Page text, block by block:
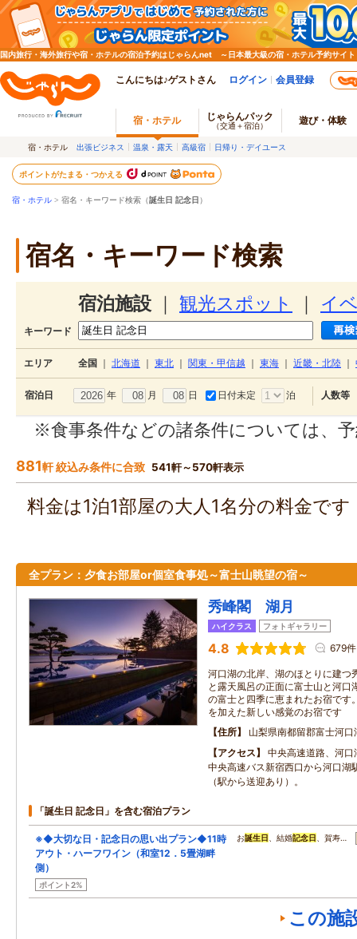
国内旅行・海外旅行や宿・ホテルの宿泊予約はじゃらんnet ～日本最大級の宿・ホテル予約サイト
こんにちは♪ゲストさん ログイン 会員登録
宿・ホテル じゃらんパック
（交通＋宿泊） 遊び・体験
宿・ホテル 出張ビジネス 温泉・露天 高級宿 日帰り・デイユース
ポイントがたまる・つかえる
宿・ホテル > 宿名・キーワード検索（誕生日 記念日 ）
宿名・キーワード検索
宿泊施設 観光スポット イ
キーワード
エリア 全国 北海道 東北 関東・甲信越 東海 近畿・北陸
宿泊日 年 月 日 日付未定 泊 人数等
※食事条件などの諸条件については、
881軒 絞込み条件に合致 541軒～570軒表示
料金は1泊1部屋の大人1名分の料金で
全プラン：夕食お部屋or個室食事処～富士山眺望の宿～
秀峰閣 湖月
ハイクラス フォトギャラリー
4.8 679件
河口湖の北岸、湖のほとりに建つ
と露天風呂の正面に富士山と河口
の富士と四季に恵まれたお宿です
を加えた新しい感覚のお宿です
住所
山梨県南都留郡富士河
アクセス
中央高速道路、河
中央高速バス新宿西口から河口湖
（駅から送迎あり）。
「誕生日 記念日」を含む宿泊プラン
※◆大切な日・記念日の思い出プラン◆11時
アウト・ハーフワイン（和室12．5畳湖畔
側）
ポイント2%
お誕生日 、結婚記念日 、賀寿…
この施